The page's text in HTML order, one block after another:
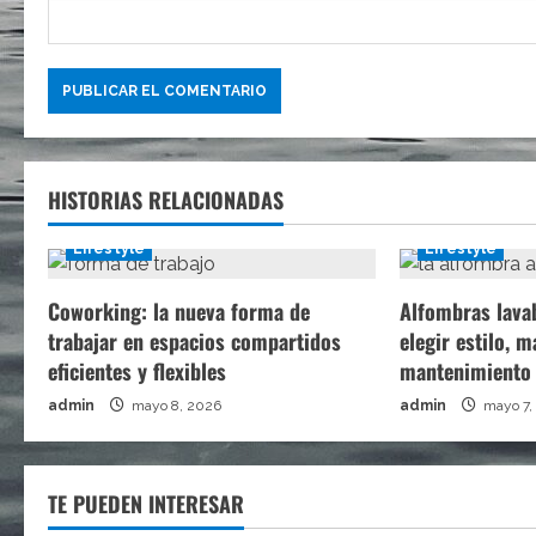
d
a
s
HISTORIAS RELACIONADAS
Lifestyle
Coworking: la nueva forma de
trabajar en espacios compartidos
eficientes y flexibles
admin mayo 8, 2026
Lifestyle
Alfombras
elegir estilo,
mantenimiento
admin mayo
TE PUEDEN INTERESAR